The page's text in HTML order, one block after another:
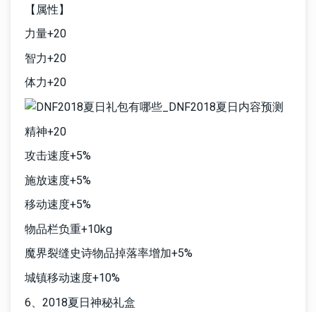
【属性】
力量+20
智力+20
体力+20
精神+20
攻击速度+5%
施放速度+5%
移动速度+5%
物品栏负重+10kg
魔界裂缝史诗物品掉落率增加+5%
城镇移动速度+10%
6、2018夏日神秘礼盒